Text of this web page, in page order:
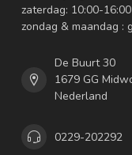
zaterdag: 10:00-16:00
zondag & maandag :
De Buurt 30
1679 GG
Nederland
0229-202292